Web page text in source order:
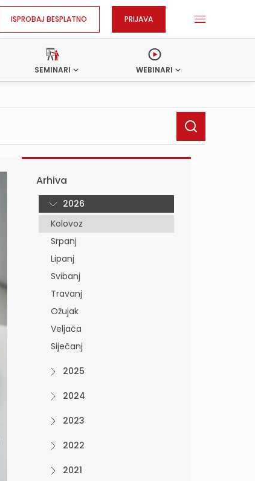
ISPROBAJ BESPLATNO PRIJAVA
SEMINARI WEBINARI
Arhiva
2026
Kolovoz
Srpanj
Lipanj
Svibanj
Travanj
Ožujak
Veljača
Siječanj
2025
2024
2023
2022
2021